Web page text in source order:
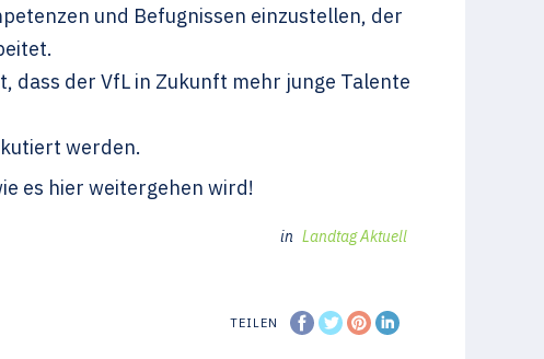
und Befugnissen einzustellen, der
dass der VfL in Zukunft mehr junge Talente
werden.
es hier weitergehen wird!
in Landtag Aktuell
TEILEN